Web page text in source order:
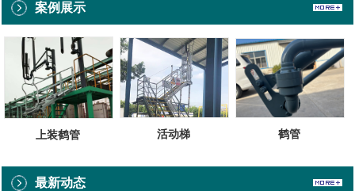
案例展示
上装鹤管 活动梯 鹤管
最新动态